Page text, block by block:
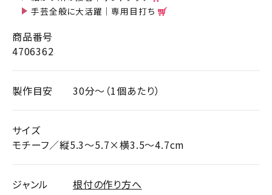
手芸全般に大活躍｜専用目打ち
商品番号
4706362
製作目安 30分～（1個あたり）
サイズ
モチーフ／縦5.3～5.7×横3.5～4.7cm
ジャンル 根付の作り方へ